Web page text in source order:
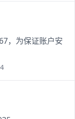
，为保证账户安